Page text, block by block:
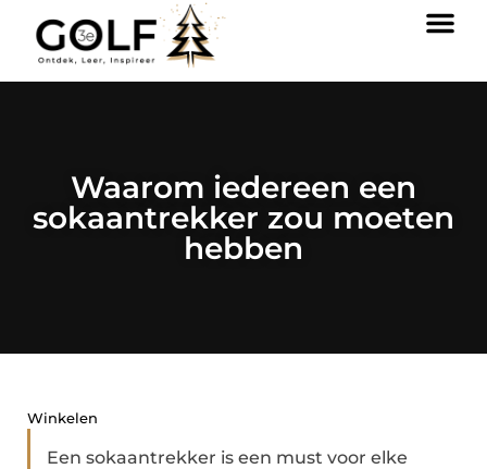
Waarom iedereen een
sokaantrekker zou moeten
hebben
Winkelen
Een sokaantrekker is een must voor elke